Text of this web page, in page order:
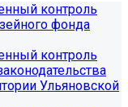
контроль
фонда
контроль
Ульяновской